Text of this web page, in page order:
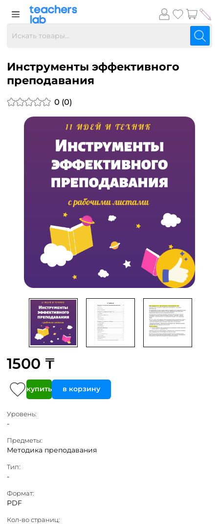
Инструменты эффективного
преподавания
0 (0)
1500 ₸
купить в корзину
Уровень:
-
Предметы:
Методика преподавания
Тип:
-
Формат:
PDF
Кол-во страниц: